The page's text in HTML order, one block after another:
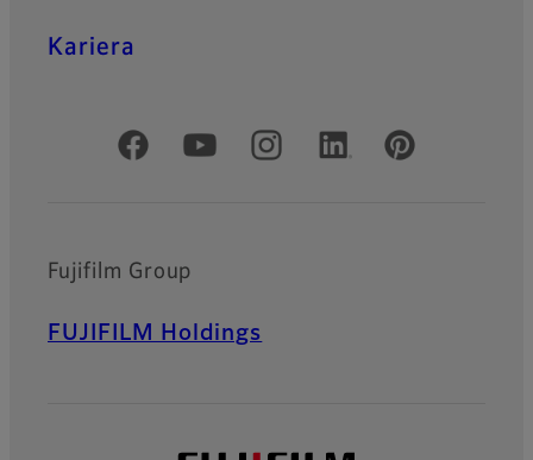
Kariera
Oficjalne profile społecznościowe
Fujifilm Group
FUJIFILM Holdings